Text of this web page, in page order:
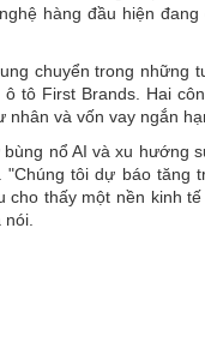
hàng đầu hiện
chuyển trong những
tô First Brands. Hai
nhân và vốn vay ngắn
nổ AI và xu hướng
tôi dự báo tăng
cho thấy một nền kinh